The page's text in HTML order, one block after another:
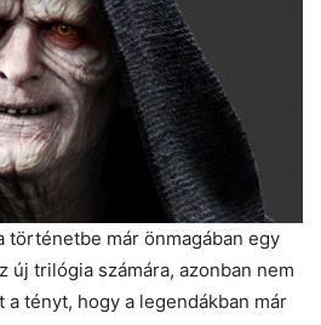
történetbe már önmagában egy
új trilógia számára, azonban nem
tényt, hogy a legendákban már